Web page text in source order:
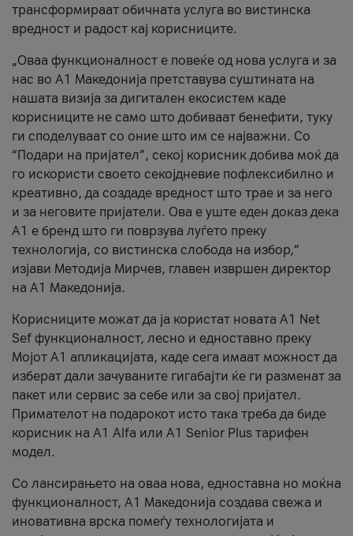
трансформираат обичната услуга во вистинска
вредност и радост кај корисниците.
„Оваа функционалност е повеќе од нова услуга и за
нас во А1 Македонија претставува суштината на
нашата визија за дигитален екосистем каде
корисниците не само што добиваат бенефити, туку
ги споделуваат со оние што им се најважни. Со
“Подари на пријател”, секој корисник добива моќ да
го искористи своето секојдневие пофлексибилно и
креативно, да создаде вредност што трае и за него
и за неговите пријатели. Ова е уште еден доказ дека
А1 е бренд што ги поврзува луѓето преку
технологија, со вистинска слобода на избор,“
изјави Методија Мирчев, главен извршен директор
на А1 Македонија.
Корисниците можат да ја користат новата А1 Net
Sef функционалност, лесно и едноставно преку
Мојот А1 апликацијата, каде сега имаат можност да
изберат дали зачуваните гигабајти ќе ги разменат за
пакет или сервис за себе или за свој пријател.
Примателот на подарокот исто така треба да биде
корисник на А1 Alfa или A1 Senior Plus тарифен
модел.
Со лансирањето на оваа нова, едноставна но моќна
функционалност, А1 Македонија создава свежа и
иновативна врска помеѓу технологијата и